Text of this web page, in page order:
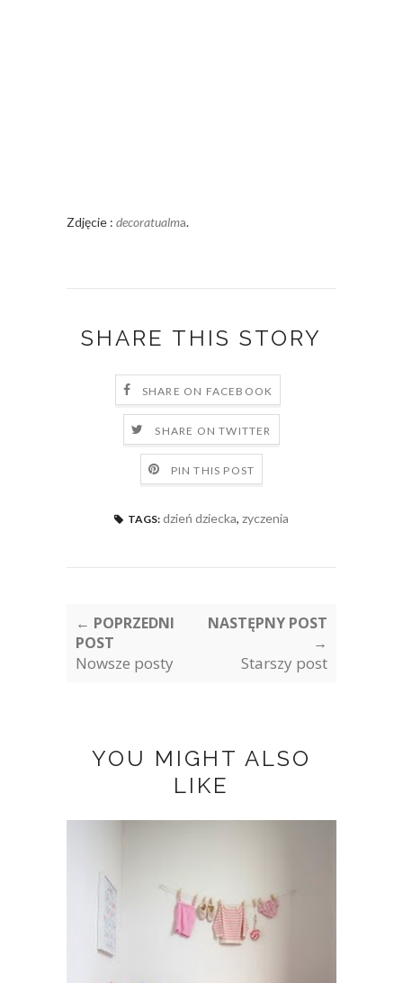
Zdjęcie : decoratualma.
SHARE THIS STORY
SHARE ON FACEBOOK
SHARE ON TWITTER
PIN THIS POST
TAGS: dzień dziecka, zyczenia
← POPRZEDNI
POST
Nowsze posty
NASTĘPNY POST
→
Starszy post
YOU MIGHT ALSO
LIKE